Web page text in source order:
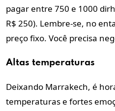
pagar entre 750 e 1000
R$ 250). Lembre-se, no
preço fixo. Você precisa
Altas temperaturas
Deixando Marrakech, é
temperaturas e fortes